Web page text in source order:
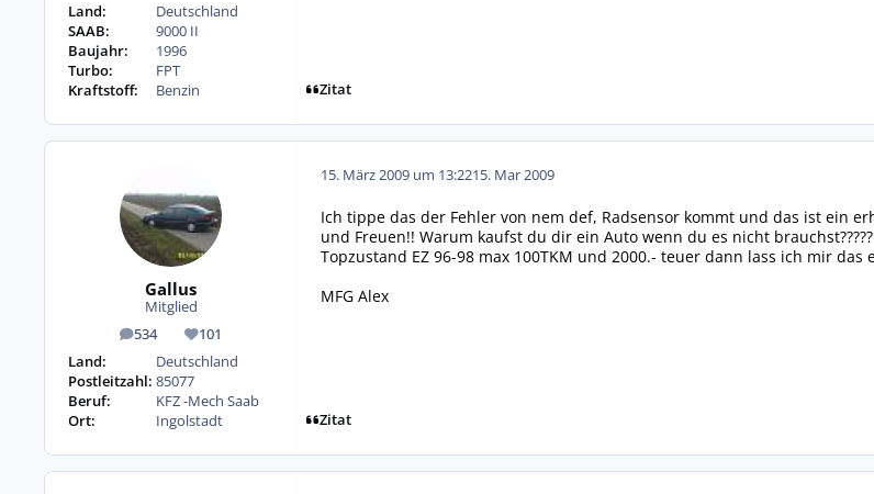
Land:
Deutschland
SAAB:
9000 II
Baujahr:
1996
Turbo:
FPT
Kraftstoff:
Benzin Zitat
Gallus
Mitglied
534
Beiträge 101
Reputation
Land:
Deutschland
Postleitzahl: 85077
Beruf:
KFZ -Mech Saab
Ort:
Ingolstadt
15. März 2009 um 13:2215. Mar 2009
Ich tippe das der Fehler von nem def, Radsensor kommt und das ist ein
und Freuen!! Warum kaufst du dir ein Auto wenn du es nicht
Topzustand EZ 96-98 max 100TKM und 2000.- teuer dann lass ich mir
MFG Alex
Zitat